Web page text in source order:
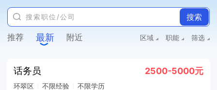
搜索
推荐 最新 附近 区域 职能 筛选
话务员 2500-5000元
环翠区 不限经验 不限学历